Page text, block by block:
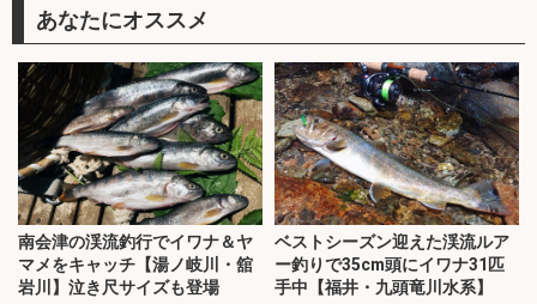
あなたにオススメ
南会津の渓流釣行でイワナ＆ヤ
マメをキャッチ【湯ノ岐川・舘
岩川】泣き尺サイズも登場
ベストシーズン迎えた渓流ルア
ー釣りで35cm頭にイワナ31匹
手中【福井・九頭竜川水系】